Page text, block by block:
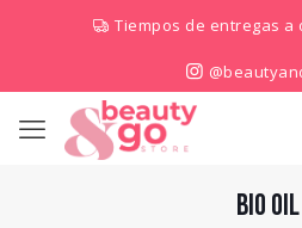
Tiempos de entregas a
Bio Oil